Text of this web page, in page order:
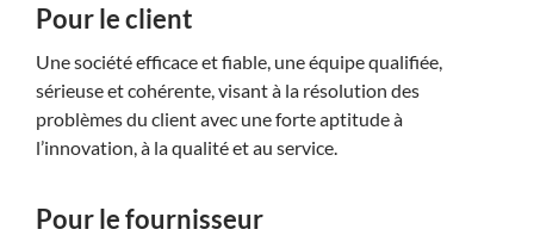
Pour le client
Une société efficace et fiable, une équipe qualifiée,
sérieuse et cohérente, visant à la résolution des
problèmes du client avec une forte aptitude à
l’innovation, à la qualité et au service.
Pour le fournisseur